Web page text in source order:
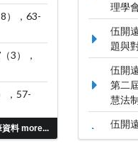
資料 more...
8），63-
（3），
，57-
理學
伍開
題與
伍開
第二
慧法
伍開
對策